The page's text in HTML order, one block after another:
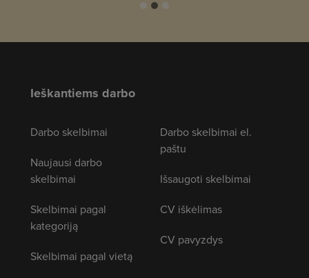
Ieškantiems darbo
Darbo skelbimai
Naujausi darbo
skelbimai
Skelbimai pagal
kategoriją
Skelbimai pagal vietą
Darbo skelbimai el.
paštu
Išsaugoti skelbimai
CV iškėlimas
CV pavyzdys